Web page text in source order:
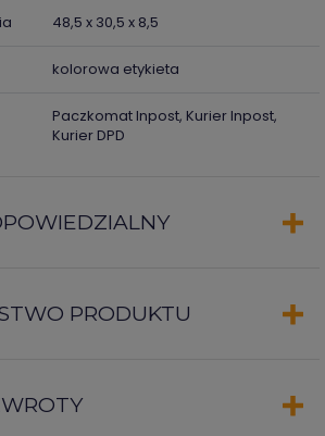
48,5 x 30,5 x 8,5
kolorowa etykieta
Paczkomat Inpost, Kurier Inpost,
Kurier DPD
PRODUKTU